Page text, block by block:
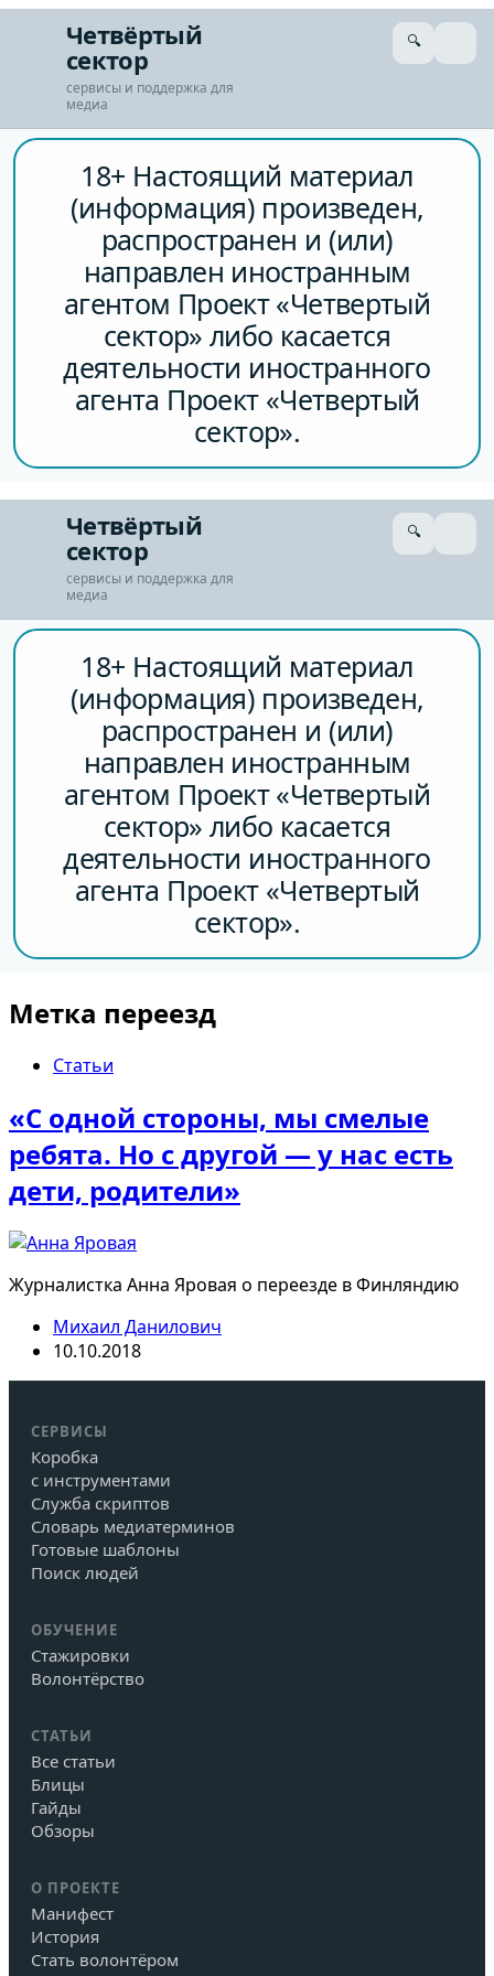
Четвёртый
сектор
сервисы и поддержка для
медиа
🔍
18+ Настоящий материал
(информация) произведен,
распространен и (или)
направлен иностранным
агентом Проект «Четвертый
сектор» либо касается
деятельности иностранного
агента Проект «Четвертый
сектор».
Четвёртый
сектор
сервисы и поддержка для
медиа
🔍
18+ Настоящий материал
(информация) произведен,
распространен и (или)
направлен иностранным
агентом Проект «Четвертый
сектор» либо касается
деятельности иностранного
агента Проект «Четвертый
сектор».
Метка переезд
Статьи
«С одной стороны, мы смелые
ребята. Но с другой — у нас есть
дети, родители»
Журналистка Анна Яровая о переезде в Финляндию
Михаил Данилович
10.10.2018
СЕРВИСЫ
Коробка
с инструментами
Служба скриптов
Словарь медиатерминов
Готовые шаблоны
Поиск людей
ОБУЧЕНИЕ
Стажировки
Волонтёрство
СТАТЬИ
Все статьи
Блицы
Гайды
Обзоры
О ПРОЕКТЕ
Манифест
История
Стать волонтёром